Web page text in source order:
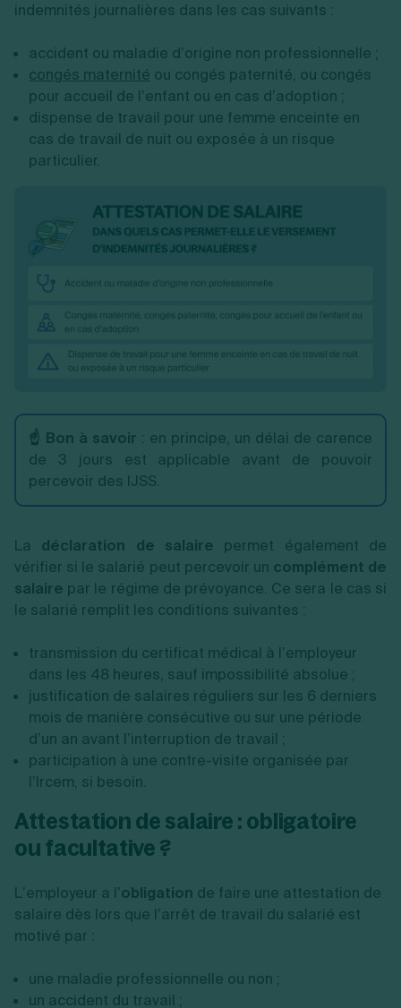
indemnités journalières dans les cas suivants :
accident ou maladie d’origine non professionnelle ;
congés maternité ou congés paternité, ou congés
pour accueil de l’enfant ou en cas d’adoption ;
dispense de travail pour une femme enceinte en
cas de travail de nuit ou exposée à un risque
particulier.
☝️ Bon à savoir : en principe, un délai de carence
de 3 jours est applicable avant de pouvoir
percevoir des IJSS.
La déclaration de salaire permet également de
vérifier si le salarié peut percevoir un complément de
salaire par le régime de prévoyance. Ce sera le cas si
le salarié remplit les conditions suivantes :
transmission du certificat médical à l’employeur
dans les 48 heures, sauf impossibilité absolue ;
justification de salaires réguliers sur les 6 derniers
mois de manière consécutive ou sur une période
d’un an avant l’interruption de travail ;
participation à une contre-visite organisée par
l’Ircem, si besoin.
Attestation de salaire : obligatoire
ou facultative ?
L’employeur a l’obligation de faire une attestation de
salaire dès lors que l’arrêt de travail du salarié est
motivé par :
une maladie professionnelle ou non ;
un accident du travail ;